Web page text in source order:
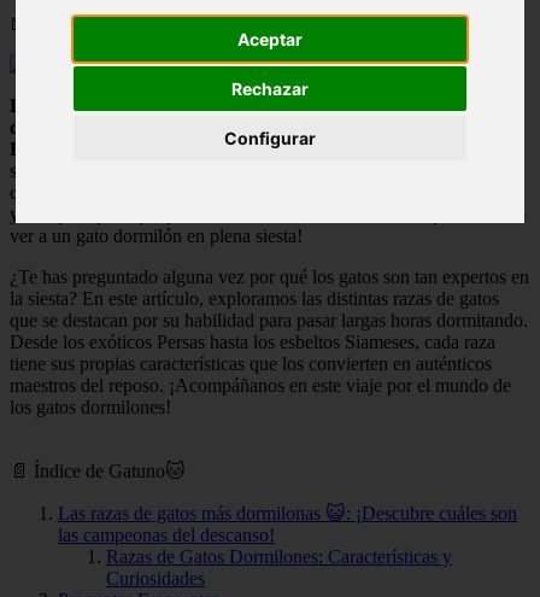
Aceptar
Rechazar
Configurar
📅 15/05/2025
Las Razas de Gatos Dormilones: Algunas razas de gatos son
conocidas por ser especialmente dormilonas, como el Persa, el
Ragdoll y el British Shorthair.Estos felinos disfrutan de largas
siestas durante el día y suelen ser tranquilos y relajados en su
comportamiento. Es importante proporcionarles un espacio cómodo
y tranquilo para que puedan descansar adecuadamente. ¡Nada como
ver a un gato dormilón en plena siesta!
¿Te has preguntado alguna vez por qué los gatos son tan expertos en
la siesta? En este artículo, exploramos las distintas razas de gatos
que se destacan por su habilidad para pasar largas horas dormitando.
Desde los exóticos Persas hasta los esbeltos Siameses, cada raza
tiene sus propias características que los convierten en auténticos
maestros del reposo. ¡Acompáñanos en este viaje por el mundo de
los gatos dormilones!
📄 Índice de Gatuno🐱
Las razas de gatos más dormilonas 😺: ¡Descubre cuáles son
las campeonas del descanso!
Razas de Gatos Dormilones: Características y
Curiosidades